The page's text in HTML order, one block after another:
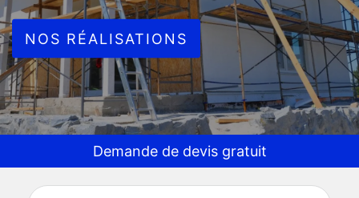
NOS RÉALISATIONS
Demande de devis gratuit